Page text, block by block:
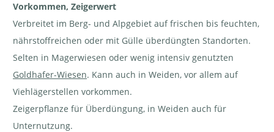
Waldstorchschnabel
- Geranium
A.Krebs
Waldstorchschnabel
- Geranium
A.Krebs
- Geranium
sylvaticum | © e-pics
M.Baltisberger
Vorkommen, Zeigerwert
Verbreitet im Berg- und Alpgebiet auf frischen bis feuchten,
nährstoffreichen oder mit Gülle überdüngten Standorten.
Selten in Magerwiesen oder wenig intensiv genutzten
Goldhafer-Wiesen. Kann auch in Weiden, vor allem auf
Viehlägerstellen vorkommen.
Zeigerpflanze für Überdüngung, in Weiden auch für
Unternutzung.